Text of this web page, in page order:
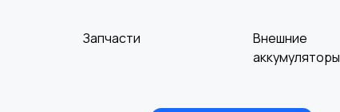
Запчасти
Внешние
аккумуляторы